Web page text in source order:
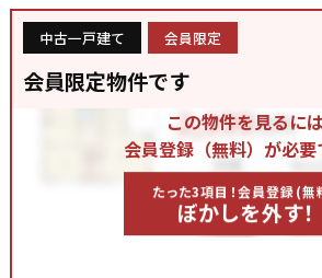
中古一戸建て 会員限定
会員限定物件です
この物件を見るには
会員登録（無料）が必要
たった3項目！会員登録(無
ぼかしを外す！